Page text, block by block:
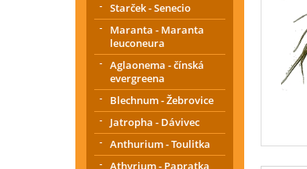
Starček - Senecio
Maranta - Maranta
leuconeura
Aglaonema - čínská
evergreena
Blechnum - Žebrovice
Jatropha - Dávivec
Anthurium - Toulitka
Athyrium - Papratka